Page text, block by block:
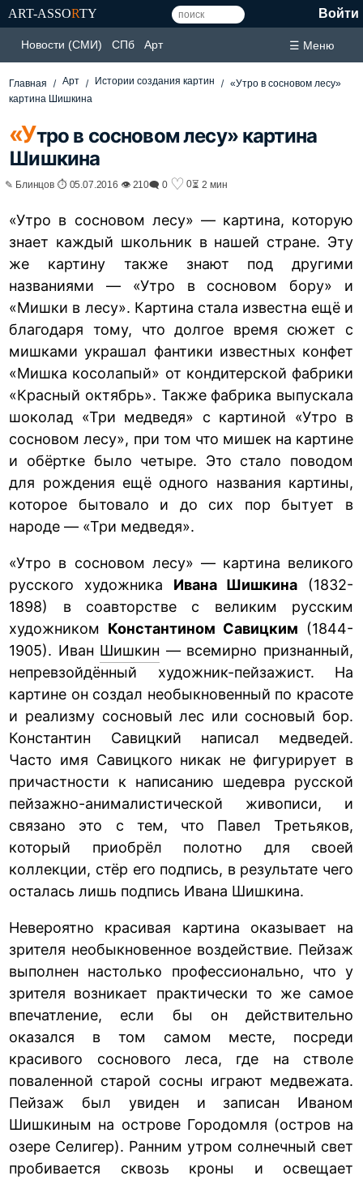
ART-ASSORTY Войти
Новости (СМИ) СПб Арт ☰ Меню
Главная Арт Истории создания картин
«Утро в сосновом лесу»
картина Шишкина
«Утро в сосновом лесу» картина
Шишкина
✎ Блинцов ⏱ 05.07.2016 👁 210🗨 0 ♡ 0⏳ 2 мин
«Утро в сосновом лесу» — картина, которую
знает каждый школьник в нашей стране. Эту
же картину также знают под другими
названиями — «Утро в сосновом бору» и
«Мишки в лесу». Картина стала известна ещё и
благодаря тому, что долгое время сюжет с
мишками украшал фантики известных конфет
«Мишка косолапый» от кондитерской фабрики
«Красный октябрь». Также фабрика выпускала
шоколад «Три медведя» с картиной «Утро в
сосновом лесу», при том что мишек на картине
и обёртке было четыре. Это стало поводом
для рождения ещё одного названия картины,
которое бытовало и до сих пор бытует в
народе — «Три медведя».
«Утро в сосновом лесу» — картина великого
русского художника Ивана Шишкина (1832-
1898) в соавторстве с великим русским
художником Константином Савицким (1844-
1905). Иван Шишкин — всемирно признанный,
непревзойдённый художник-пейзажист. На
картине он создал необыкновенный по красоте
и реализму сосновый лес или сосновый бор.
Константин Савицкий написал медведей.
Часто имя Савицкого никак не фигурирует в
причастности к написанию шедевра русской
пейзажно-анималистической живописи, и
связано это с тем, что Павел Третьяков,
который приобрёл полотно для своей
коллекции, стёр его подпись, в результате чего
осталась лишь подпись Ивана Шишкина.
Невероятно красивая картина оказывает на
зрителя необыкновенное воздействие. Пейзаж
выполнен настолько профессионально, что у
зрителя возникает практически то же самое
впечатление, если бы он действительно
оказался в том самом месте, посреди
красивого соснового леса, где на стволе
поваленной старой сосны играют медвежата.
Пейзаж был увиден и записан Иваном
Шишкиным на острове Городомля (остров на
озере Селигер). Ранним утром солнечный свет
пробивается сквозь кроны и освещает